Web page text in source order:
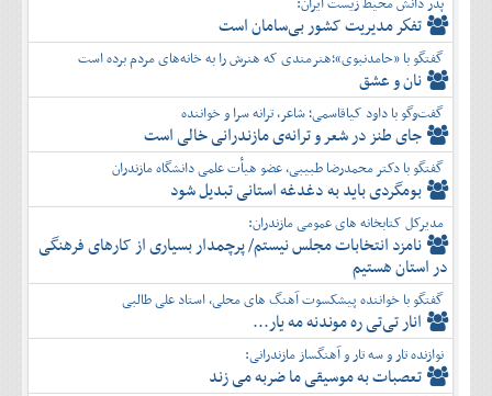
تفكر مديريت کشور بی‌سامان است
گفتگو با «حامدنبوی»؛هنرمندی که هنرش را به خانه‌های مردم برده است
نان و عشق
گفت‌وگو با داود کیاقاسمی؛ شاعر، ترانه سرا و خواننده
جای طنز در شعر و ترانه‌ی مازندرانی خالی است
گفتگو با دکتر محمدرضا طبیبی، عضو هیأت علمی دانشگاه مازندران
بومگردی باید به دغدغه استانی تبدیل شود
مدیرکل کتابخانه های عمومی مازندران:
نامزد انتخابات مجلس نیستم/ پرچمدار بسیاری از کارهای فرهنگی
در استان هستیم
گفتگو با خواننده پیشکسوت آهنگ های محلی، استاد علی طالبی
انار تی‌تی ره موندنه مه یار...
نوازنده تار و سه تار و آهنگساز مازندرانی:
تعصبات به موسیقی ما ضربه می زند